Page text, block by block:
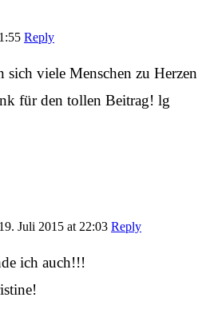
Reply
sich viele Menschen zu Herzen
für den tollen Beitrag! lg
19. Juli 2015 at 22:03 Reply
ich auch!!!